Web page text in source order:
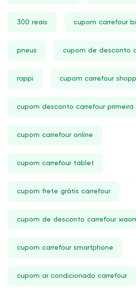
300 reais cupom carrefour
pneus cupom de desconto
rappi cupom carrefour
cupom desconto carrefour primeira
cupom carrefour online
cupom carrefour tablet
cupom frete grátis carrefour
cupom de desconto carrefour
cupom carrefour smartphone
cupom ar condicionado carrefour